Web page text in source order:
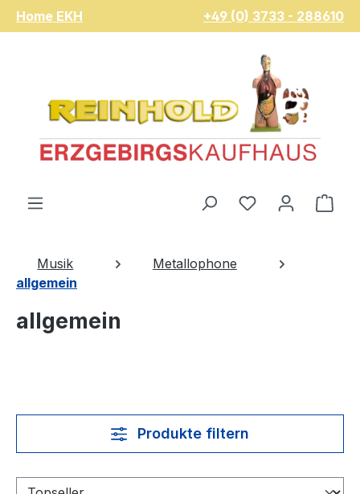
Zum Hauptinhalt springen
Home EKH +49 (0) 3733 - 288610
Du hast 0
Musik
Metallophone
allgemein
allgemein
Produkte filtern